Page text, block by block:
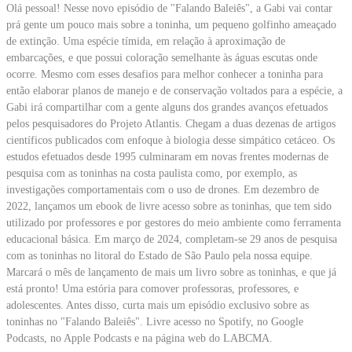
Olá pessoal! Nesse novo episódio de "Falando Baleiês", a Gabi vai contar
prá gente um pouco mais sobre a toninha, um pequeno golfinho ameaçado
de extinção. Uma espécie tímida, em relação à aproximação de
embarcações, e que possui coloração semelhante às águas escutas onde
ocorre. Mesmo com esses desafios para melhor conhecer a toninha para
então elaborar planos de manejo e de conservação voltados para a espécie, a
Gabi irá compartilhar com a gente alguns dos grandes avanços efetuados
pelos pesquisadores do Projeto Atlantis. Chegam a duas dezenas de artigos
científicos publicados com enfoque à biologia desse simpático cetáceo. Os
estudos efetuados desde 1995 culminaram em novas frentes modernas de
pesquisa com as toninhas na costa paulista como, por exemplo, as
investigações comportamentais com o uso de drones. Em dezembro de
2022, lançamos um ebook de livre acesso sobre as toninhas, que tem sido
utilizado por professores e por gestores do meio ambiente como ferramenta
educacional básica. Em março de 2024, completam-se 29 anos de pesquisa
com as toninhas no litoral do Estado de São Paulo pela nossa equipe.
Marcará o mês de lançamento de mais um livro sobre as toninhas, e que já
está pronto! Uma estória para comover professoras, professores, e
adolescentes. Antes disso, curta mais um episódio exclusivo sobre as
toninhas no "Falando Baleiês". Livre acesso no Spotify, no Google
Podcasts, no Apple Podcasts e na página web do LABCMA.